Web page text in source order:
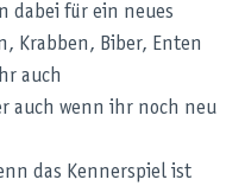
dabei für ein neues
Krabben, Biber, Enten
auch
auch wenn ihr noch neu
das Kennerspiel ist